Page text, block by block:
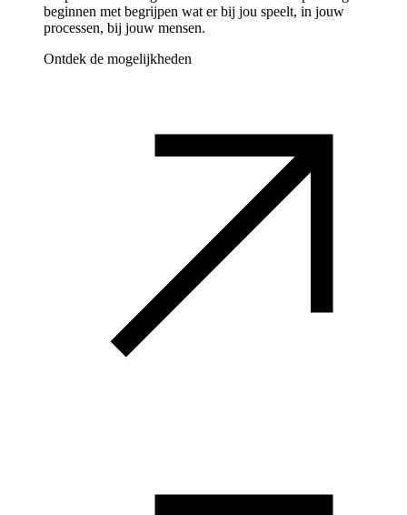
beginnen met begrijpen wat er bij jou speelt, in jouw
processen, bij jouw mensen.
Ontdek de mogelijkheden